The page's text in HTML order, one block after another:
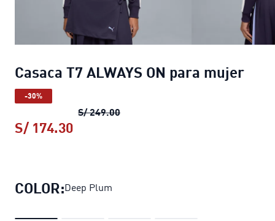
Casaca T7 ALWAYS ON para mujer
-30%
S/ 249.00Casaca T7 ALWAYS ON para mujer
S/ 174.30
COLOR:Deep Plum